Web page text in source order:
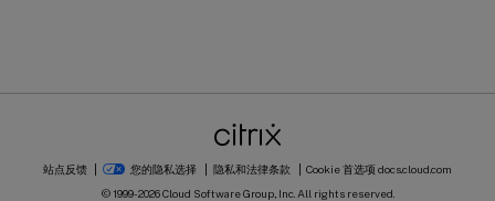
站点反馈 您的隐私选择 隐私和法律条款 Cookie 首选项 docs.cloud.com
© 1999-2026Cloud Software Group, Inc. All rights reserved.